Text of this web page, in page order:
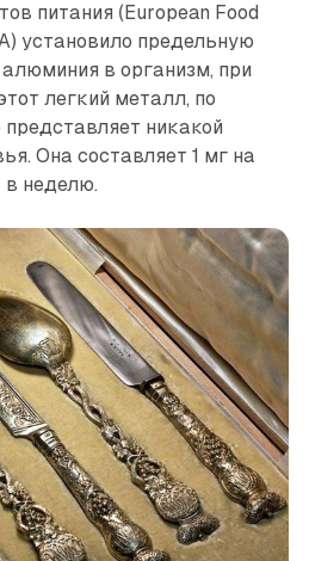
питания (European Food
установило предельную
в организм, при
легкий металл, по
никакой
Она составляет 1 мг на
в неделю.